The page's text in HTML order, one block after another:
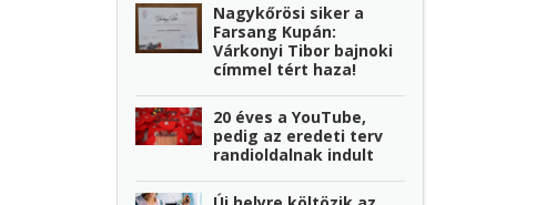
Nagykőrösi siker a
Farsang Kupán:
Várkonyi Tibor bajnoki
címmel tért haza!
20 éves a YouTube,
pedig az eredeti terv
randioldalnak indult